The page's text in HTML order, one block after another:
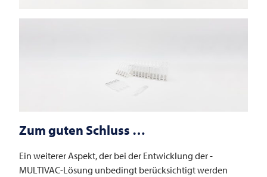
Zum guten Schluss …
Ein weiterer Aspekt, der bei der Entwicklung der ­­
MULTIVAC-Lösung unbedingt berücksichtigt werden